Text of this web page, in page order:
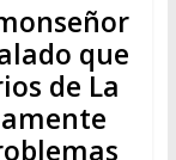
que
de La